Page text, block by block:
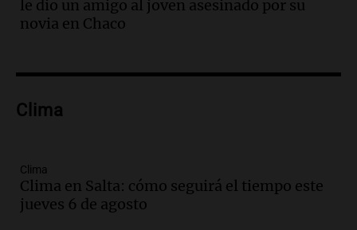
Episodios
día del niño.
Episodios
La Argentina Posible
Episodios
le dio un amigo al joven asesinado por su
novia en Chaco
Clima
Clima
Clima en Salta: cómo seguirá el tiempo este
jueves 6 de agosto